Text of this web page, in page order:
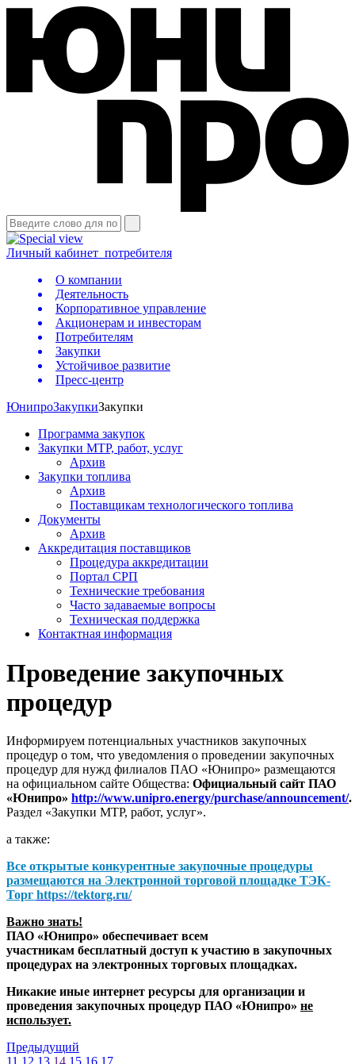
Личный кабинет потребителя
О компании
Деятельность
Корпоративное управление
Акционерам и инвесторам
Потребителям
Закупки
Устойчивое развитие
Пресс-центр
ЮнипроЗакупкиЗакупки
Программа закупок
Закупки МТР, работ, услуг
Архив
Закупки топлива
Архив
Поставщикам технологического топлива
Документы
Архив
Аккредитация поставщиков
Процедура аккредитации
Портал СРП
Технические требования
Часто задаваемые вопросы
Техническая поддержка
Контактная информация
Проведение закупочных
процедур
Информируем потенциальных участников закупочных
процедур о том, что уведомления о проведении закупочных
процедур для нужд филиалов ПАО «Юнипро» размещаются
на официальном сайте Общества: Официальный сайт ПАО
«Юнипро» http://www.unipro.energy/purchase/announcement/.
Раздел «Закупки МТР, работ, услуг».
а также:
Все открытые конкурентные закупочные процедуры
размещаются на Электронной торговой площадке ТЭК-
Торг https://tektorg.ru/
Важно знать!
ПАО «Юнипро» обеспечивает всем
участникам бесплатный доступ к участию в закупочных
процедурах на электронных торговых площадках.
Никакие иные интернет ресурсы для организации и
проведения закупочных процедур ПАО «Юнипро» не
использует.
Предыдущий
11 12 13 14 15 16 17